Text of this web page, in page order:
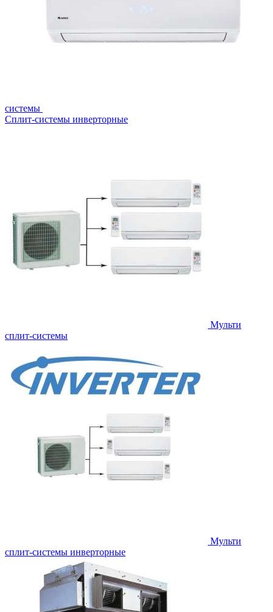
системы
Сплит-системы инверторные
Мульти
сплит-системы
Мульти
сплит-системы инверторные